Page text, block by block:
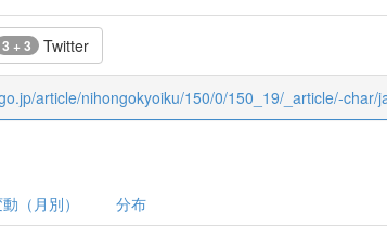
3 + 3 Twitter
article/nihongokyoiku/150/0/150_19/_article/-char/
（月別） 分布